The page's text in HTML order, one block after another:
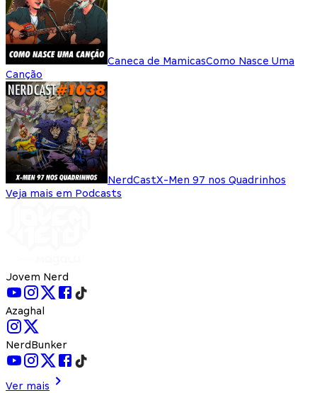
Caneca de MamicasComo Nasce Uma
Canção
NerdCastX-Men 97 nos Quadrinhos
Veja mais em Podcasts
Jovem Nerd
Azaghal
NerdBunker
Ver mais